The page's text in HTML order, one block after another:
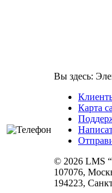
Вы здесь:
Карта
© 2026 LMS
107076,
194223,